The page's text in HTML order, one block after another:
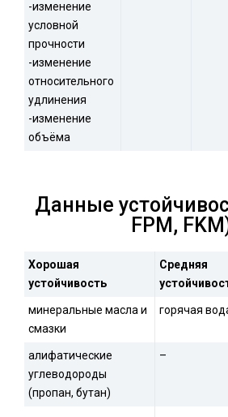
-изменение
условной
прочности
-изменение
относительного
удлинения
-изменение
объёма
Данные
FPM,
Хорошая
устойчивость
Средняя
минеральные масла и
смазки
горячая
алифатические
углеводороды
(пропан, бутан)
–